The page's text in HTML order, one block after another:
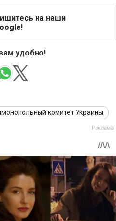
на наши
удобно!
комитет Украины